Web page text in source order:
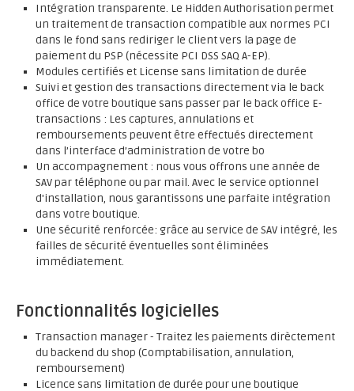
Intégration transparente. Le Hidden Authorisation permet
un traitement de transaction compatible aux normes PCI
dans le fond sans rediriger le client vers la page de
paiement du PSP (nécessite PCI DSS SAQ A-EP).
Modules certifiés et License sans limitation de durée
Suivi et gestion des transactions directement via le back
office de votre boutique sans passer par le back office E-
transactions : Les captures, annulations et
remboursements peuvent être effectués directement
dans l’interface d’administration de votre bo
Un accompagnement : nous vous offrons une année de
SAV par téléphone ou par mail. Avec le service optionnel
d'installation, nous garantissons une parfaite intégration
dans votre boutique.
Une sécurité renforcée: grâce au service de SAV intégré, les
failles de sécurité éventuelles sont éliminées
immédiatement.
Fonctionnalités logicielles
Transaction manager - Traitez les paiements dirèctement
du backend du shop (Comptabilisation, annulation,
remboursement)
Licence sans limitation de durée pour une boutique